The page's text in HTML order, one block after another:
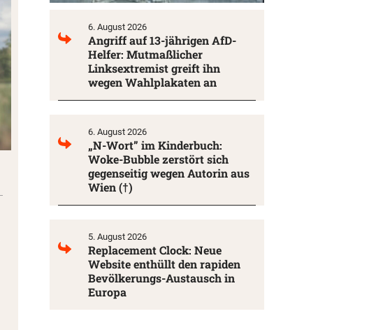
6. August 2026
Angriff auf 13-jährigen AfD-
Helfer: Mutmaßlicher
Linksextremist greift ihn
wegen Wahlplakaten an
6. August 2026
„N-Wort” im Kinderbuch:
Woke-Bubble zerstört sich
gegenseitig wegen Autorin aus
Wien (†)
5. August 2026
Replacement Clock: Neue
Website enthüllt den rapiden
Bevölkerungs-Austausch in
Europa